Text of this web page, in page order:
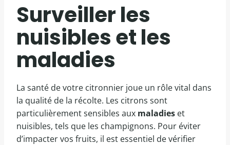
Surveiller les
nuisibles et les
maladies
La santé de votre citronnier joue un rôle vital dans
la qualité de la récolte. Les citrons sont
particulièrement sensibles aux maladies et
nuisibles, tels que les champignons. Pour éviter
d’impacter vos fruits, il est essentiel de vérifier